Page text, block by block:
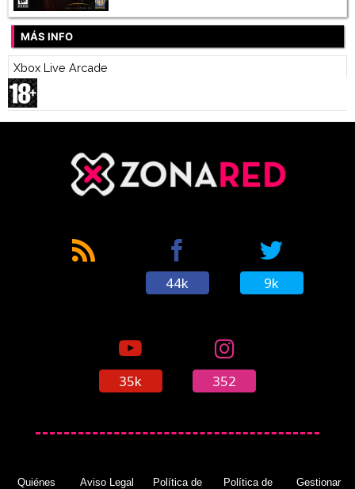
MÁS INFO
Xbox Live Arcade
44k 9k
35k 352
Quiénes
Aviso Legal
Política de
Política de
Gestionar